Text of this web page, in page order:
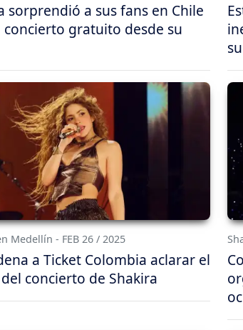
sorprendió a sus fans en Chile
concierto gratuito desde su
Medellín - FEB 26 / 2025
a Ticket Colombia aclarar el
concierto de Shakira